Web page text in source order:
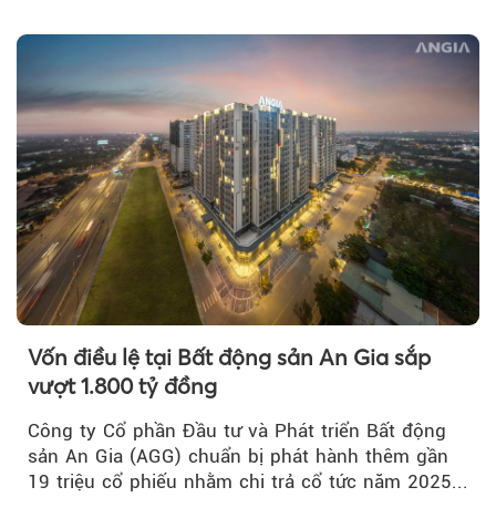
Vốn điều lệ tại Bất động sản An Gia sắp
vượt 1.800 tỷ đồng
Công ty Cổ phần Đầu tư và Phát triển Bất động
sản An Gia (AGG) chuẩn bị phát hành thêm gần
19 triệu cổ phiếu nhằm chi trả cổ tức năm 2025...